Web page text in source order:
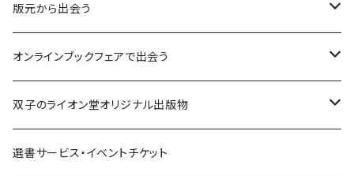
意志：自ら進む力
解体：固定観念を壊す
熱源：情熱を呼び起こす
共鳴：他者や世界とつながる
版元から出会う
荒蝦夷フェア
クオン
寿郎社
オンラインブックフェアで出会う
本屋発の文芸誌『しししし』フェア！！
韓国文学フェア！！
双子のライオン堂オリジナル出版物
書籍
選書サービス・イベントチケット